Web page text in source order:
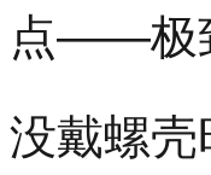
点——极
没戴螺